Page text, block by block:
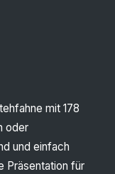
mit 178
oder
und einfach
Präsentation für